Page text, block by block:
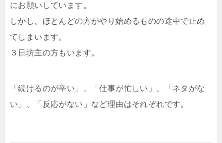
にお願いしています。
しかし、ほとんどの方がやり始めるものの途中で止め
てしまいます。
３日坊主の方もいます。
「続けるのが辛い」、「仕事が忙しい」、「ネタがな
い」、「反応がない」など理由はそれぞれです。